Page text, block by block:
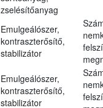
zselésítőanyag
Emulgeálószer,
kontraszterősítő,
stabilizátor
Emulgeálószer,
kontraszterősítő,
stabilizátor